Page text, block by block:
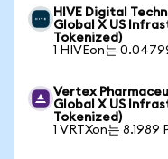
HIVE Digital
Global X US
Tokenized)
1 HIVEon는
Vertex
Global X US
Tokenized)
1 VRTXon는 8.1989